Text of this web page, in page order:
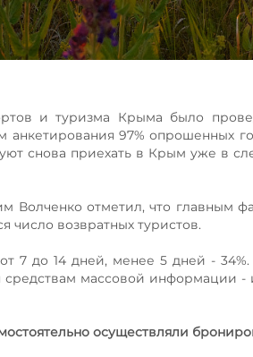
и туризма Крыма было
анкетирования 97% опрошенных
снова приехать в Крым уже в
отметил, что главным
число возвратных туристов.
7 до 14 дней, менее 5 дней - 34%.
массовой информации -
осуществляли